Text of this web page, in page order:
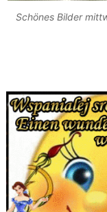
Schönes Bilder